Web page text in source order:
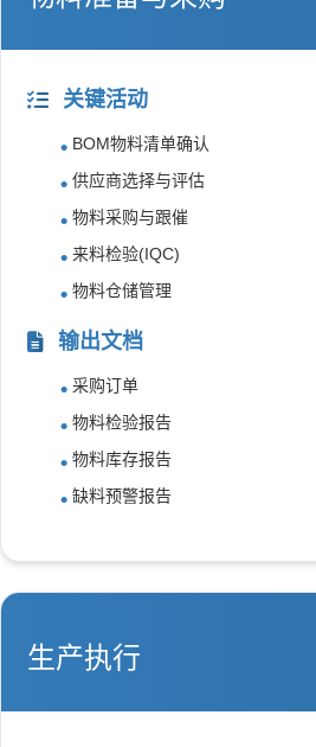
关键活动
BOM物料清单确认
供应商选择与评估
物料采购与跟催
来料检验(IQC)
物料仓储管理
输出文档
采购订单
物料检验报告
物料库存报告
缺料预警报告
生产执行